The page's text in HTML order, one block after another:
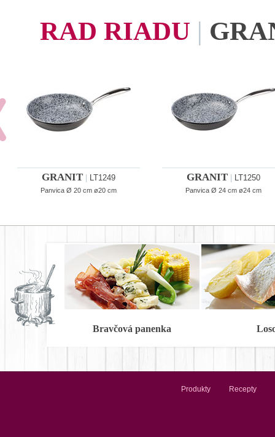
RAD RIADU |
GRANIT LT1249
Panvica Ø 20 cm ø20 cm
GRANIT LT1250
Panvica Ø 24 cm ø24 cm
Bravčová panenka
Produkty Recepty